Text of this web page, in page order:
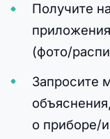
Получите
(фото/
Запросите
о приборе/